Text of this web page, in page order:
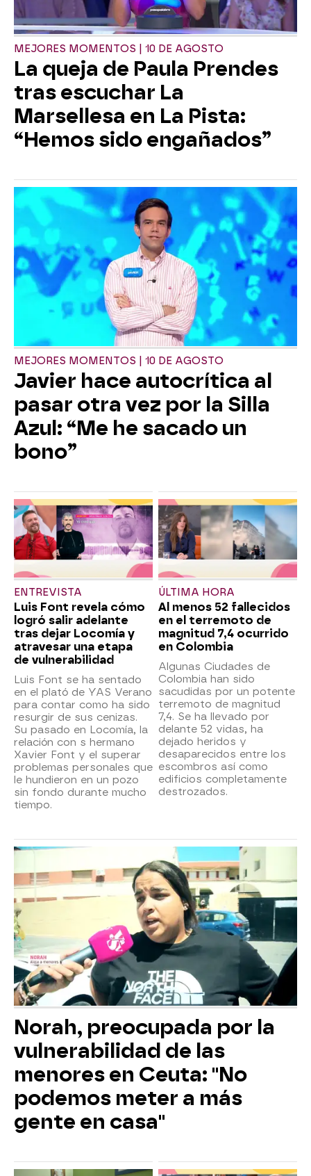
MEJORES MOMENTOS | 10 DE AGOSTO
La queja de Paula Prendes
tras escuchar La
Marsellesa en La Pista:
“Hemos sido engañados”
MEJORES MOMENTOS | 10 DE AGOSTO
Javier hace autocrítica al
pasar otra vez por la Silla
Azul: “Me he sacado un
bono”
ENTREVISTA
Luis Font revela cómo
logró salir adelante
tras dejar Locomía y
atravesar una etapa
de vulnerabilidad
Luis Font se ha sentado
en el plató de YAS Verano
para contar como ha sido
resurgir de sus cenizas.
Su pasado en Locomía, la
relación con s hermano
Xavier Font y el superar
problemas personales que
le hundieron en un pozo
sin fondo durante mucho
tiempo.
ÚLTIMA HORA
Al menos 52 fallecidos
en el terremoto de
magnitud 7,4 ocurrido
en Colombia
Algunas Ciudades de
Colombia han sido
sacudidas por un potente
terremoto de magnitud
7,4. Se ha llevado por
delante 52 vidas, ha
dejado heridos y
desaparecidos entre los
escombros así como
edificios completamente
destrozados.
Norah, preocupada por la
vulnerabilidad de las
menores en Ceuta: "No
podemos meter a más
gente en casa"